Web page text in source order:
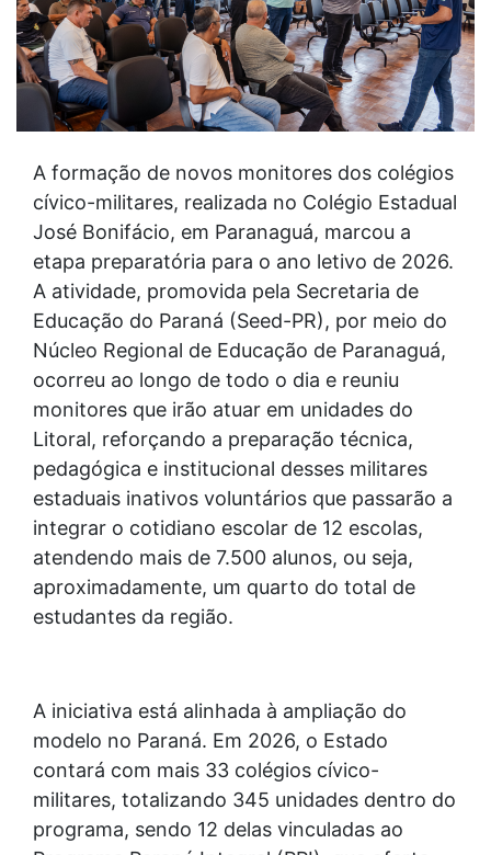
A formação de novos monitores dos colégios
cívico-militares, realizada no Colégio Estadual
José Bonifácio, em Paranaguá, marcou a
etapa preparatória para o ano letivo de 2026.
A atividade, promovida pela Secretaria de
Educação do Paraná (Seed-PR), por meio do
Núcleo Regional de Educação de Paranaguá,
ocorreu ao longo de todo o dia e reuniu
monitores que irão atuar em unidades do
Litoral, reforçando a preparação técnica,
pedagógica e institucional desses militares
estaduais inativos voluntários que passarão a
integrar o cotidiano escolar de 12 escolas,
atendendo mais de 7.500 alunos, ou seja,
aproximadamente, um quarto do total de
estudantes da região.
A iniciativa está alinhada à ampliação do
modelo no Paraná. Em 2026, o Estado
contará com mais 33 colégios cívico-
militares, totalizando 345 unidades dentro do
programa, sendo 12 delas vinculadas ao